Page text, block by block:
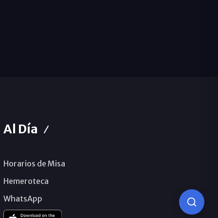
Al Día
Horarios de Misa
Hemeroteca
WhatsApp